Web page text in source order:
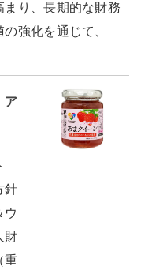
まり、長期的な財務
強化を通じて、
ア
針
ウ
財
重